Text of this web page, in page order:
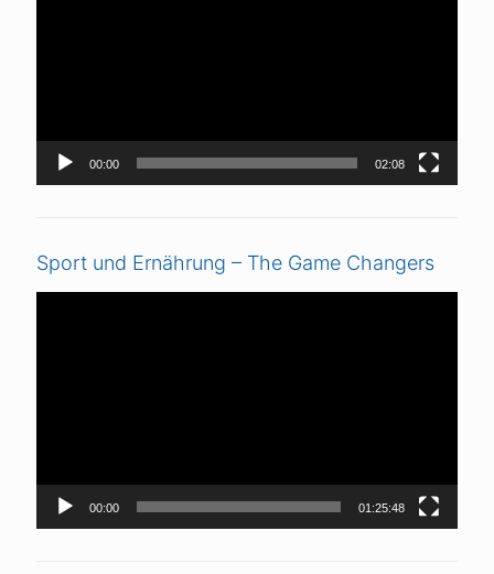
00:00 02:08
Sport und Ernährung – The Game Changers
00:00 01:25:48